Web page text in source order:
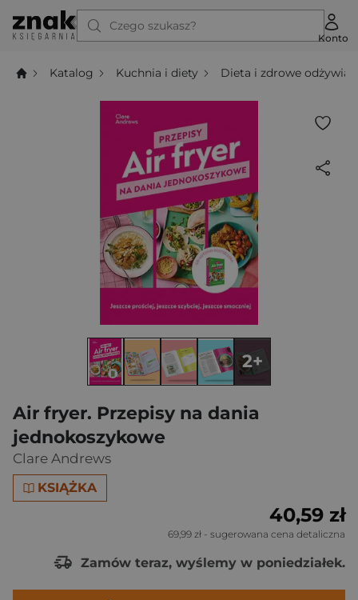
Czego szukasz?
Konto
Katalog Kuchnia i diety Dieta i zdrowe
Air fryer. Przepisy na dania
jednokoszykowe
Clare Andrews
KSIĄŻKA
2+
40,59 zł
69,99 zł - sugerowana cena detaliczna
Zamów teraz, wyślemy w poniedziałek.